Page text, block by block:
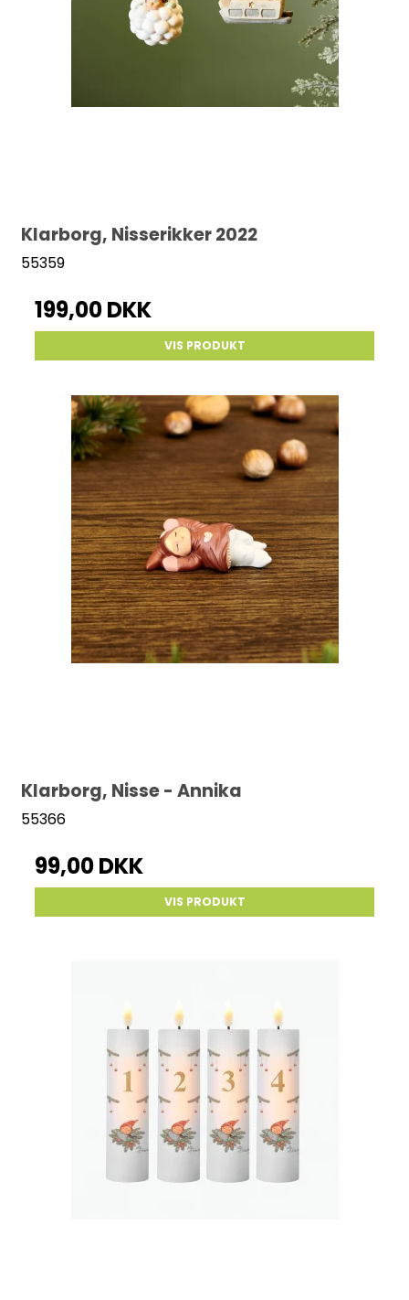
Klarborg, Nisserikker 2022
55359
199,00 DKK
VIS PRODUKT
Klarborg, Nisse - Annika
55366
99,00 DKK
VIS PRODUKT